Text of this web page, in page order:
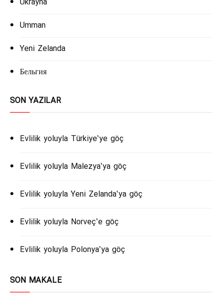
Umman
Yeni Zelanda
Бельгия
SON YAZILAR
Evlilik yoluyla Türkiye’ye göç
Evlilik yoluyla Malezya’ya göç
Evlilik yoluyla Yeni Zelanda’ya göç
Evlilik yoluyla Norveç’e göç
Evlilik yoluyla Polonya’ya göç
SON MAKALE